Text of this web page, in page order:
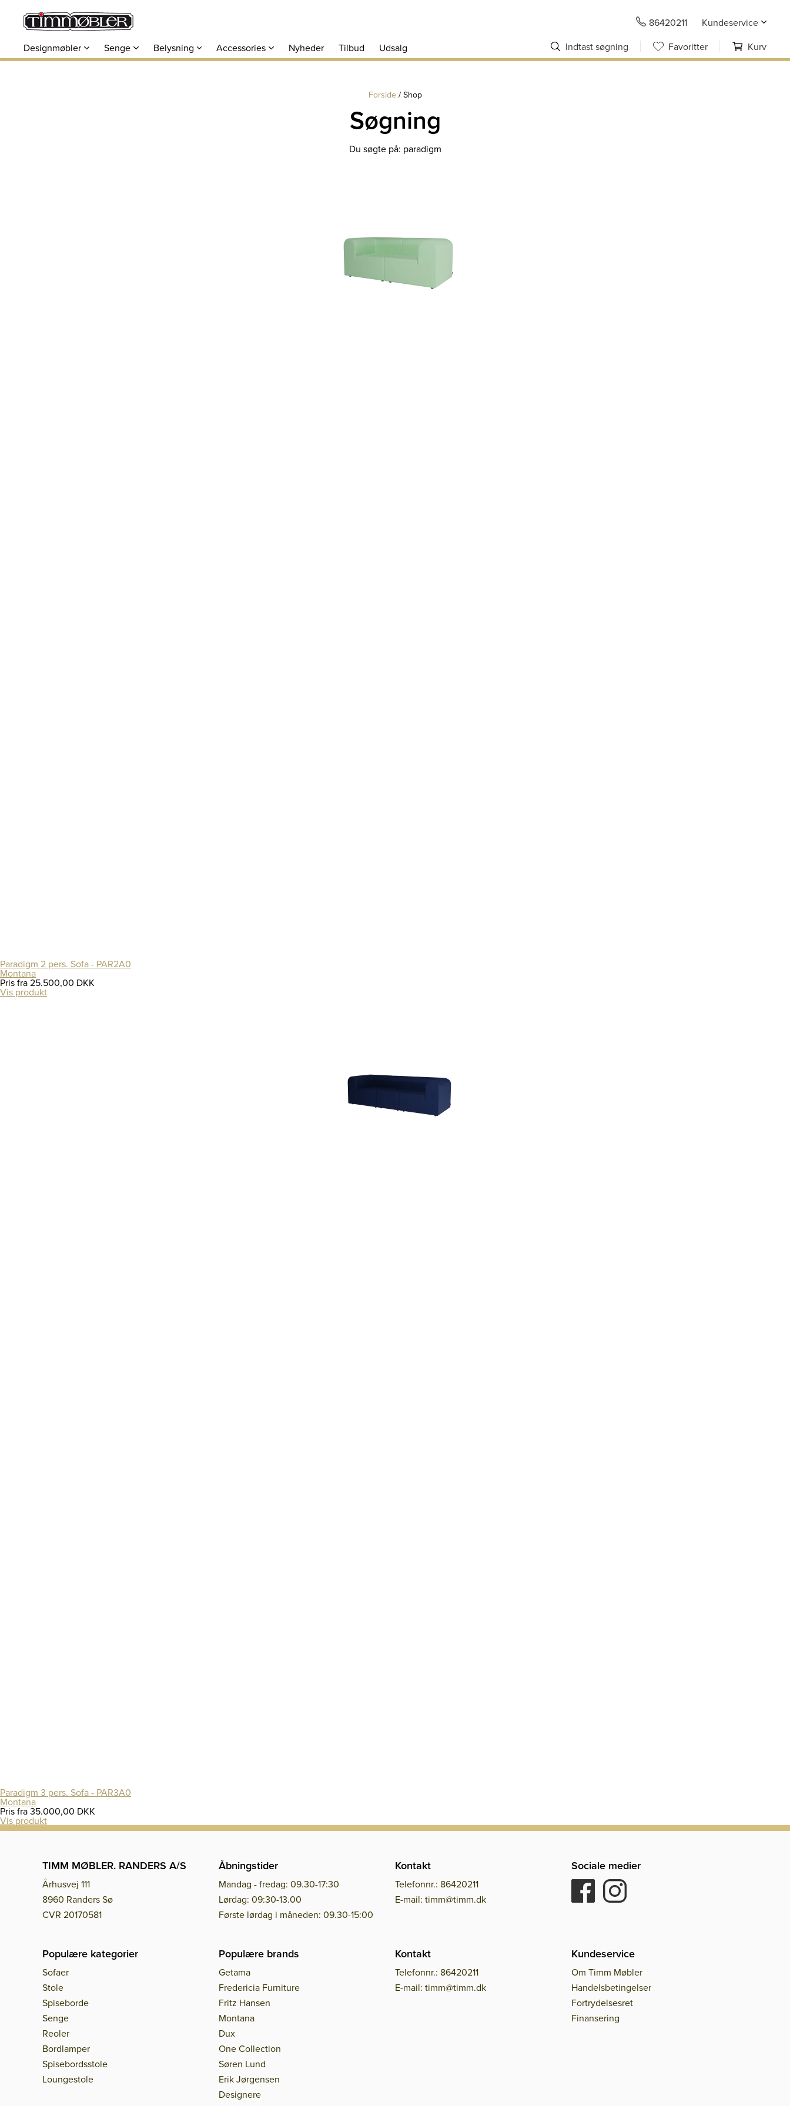
86420211
Kundeservice
Designmøbler
Senge Belysning Accessories Nyheder Tilbud Udsalg Indtast søgning Favoritter Kurv
Forside / Shop
Søgning
Du søgte på: paradigm
Paradigm 2 pers. Sofa - PAR2A0
Montana
Pris fra25.500,00 DKK
Vis produkt
Paradigm 3 pers. Sofa - PAR3A0
Montana
Pris fra35.000,00 DKK
Vis produkt
TIMM MØBLER. RANDERS A/S
Århusvej 111
8960 Randers Sø
CVR 20170581
Populære kategorier
Sofaer
Stole
Spiseborde
Senge
Reoler
Bordlamper
Spisebordsstole
Loungestole
Åbningstider
Mandag - fredag: 09.30-17:30
Lørdag: 09:30-13.00
Første lørdag i måneden: 09.30-15:00
Populære brands
Getama
Fredericia Furniture
Fritz Hansen
Montana
Dux
One Collection
Søren Lund
Erik Jørgensen
Designere
Kontakt
Telefonnr.: 86420211
E-mail: timm@timm.dk
Kontakt
Telefonnr.: 86420211
E-mail: timm@timm.dk
Sociale medier
Kundeservice
Om Timm Møbler
Handelsbetingelser
Fortrydelsesret
Finansering